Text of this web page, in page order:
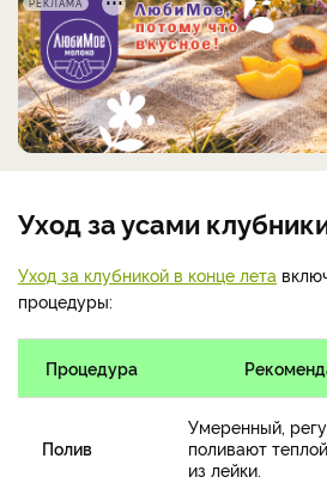
РЕКЛАМА
Уход за усами
Уход за клубникой в конце лета
процедуры:
Процедура
Полив
Умеренный,
поливают
из лейки.